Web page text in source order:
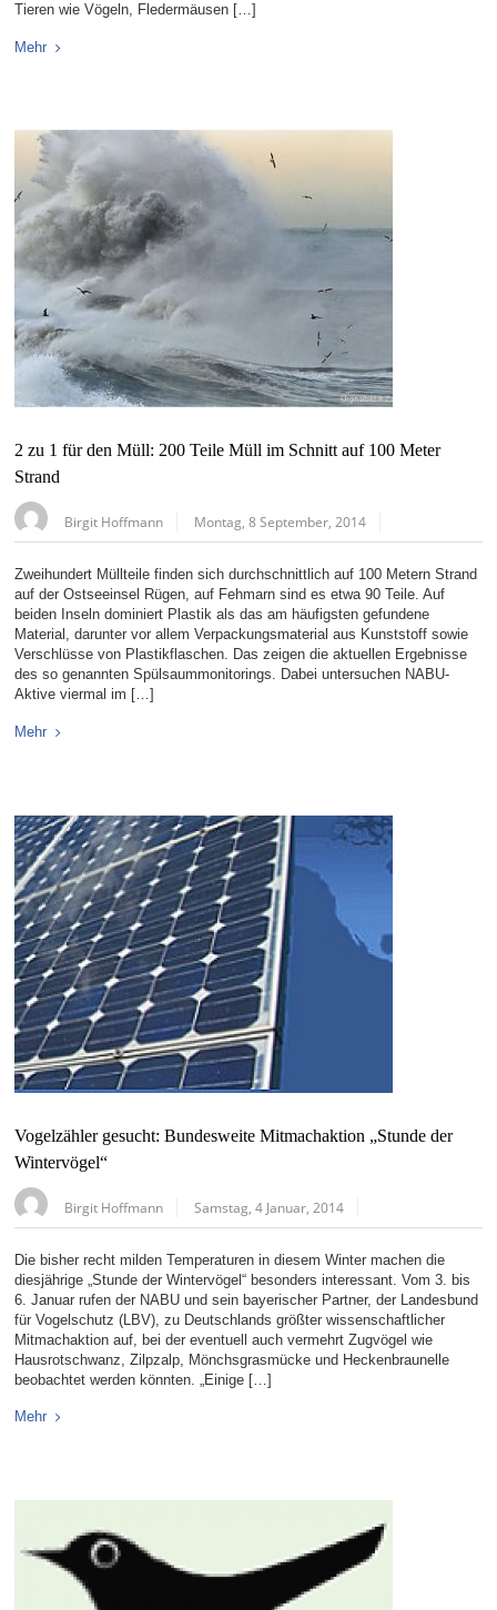
Tieren wie Vögeln, Fledermäusen […]
Mehr
2 zu 1 für den Müll: 200 Teile Müll im Schnitt auf 100 Meter
Strand
Birgit Hoffmann Montag, 8 September, 2014
Zweihundert Müllteile finden sich durchschnittlich auf 100 Metern Strand
auf der Ostseeinsel Rügen, auf Fehmarn sind es etwa 90 Teile. Auf
beiden Inseln dominiert Plastik als das am häufigsten gefundene
Material, darunter vor allem Verpackungsmaterial aus Kunststoff sowie
Verschlüsse von Plastikflaschen. Das zeigen die aktuellen Ergebnisse
des so genannten Spülsaummonitorings. Dabei untersuchen NABU-
Aktive viermal im […]
Mehr
Vogelzähler gesucht: Bundesweite Mitmachaktion „Stunde der
Wintervögel“
Birgit Hoffmann Samstag, 4 Januar, 2014
Die bisher recht milden Temperaturen in diesem Winter machen die
diesjährige „Stunde der Wintervögel“ besonders interessant. Vom 3. bis
6. Januar rufen der NABU und sein bayerischer Partner, der Landesbund
für Vogelschutz (LBV), zu Deutschlands größter wissenschaftlicher
Mitmachaktion auf, bei der eventuell auch vermehrt Zugvögel wie
Hausrotschwanz, Zilpzalp, Mönchsgrasmücke und Heckenbraunelle
beobachtet werden könnten. „Einige […]
Mehr